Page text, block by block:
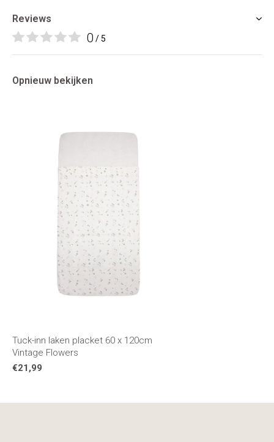
Reviews
0 / 5
Opnieuw bekijken
Tuck-inn laken placket 60 x 120cm
Vintage Flowers
€21,99